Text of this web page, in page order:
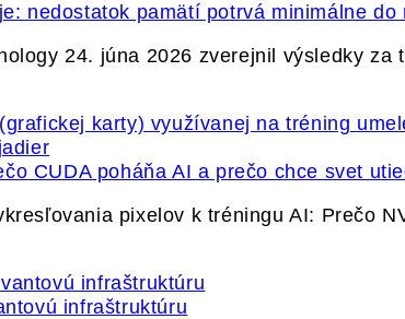
nedostatok pamätí potrvá minimálne do
24. júna 2026 zverejnil výsledky
CUDA poháňa AI a prečo chce svet
pixelov k tréningu AI: Prečo
infraštruktúru